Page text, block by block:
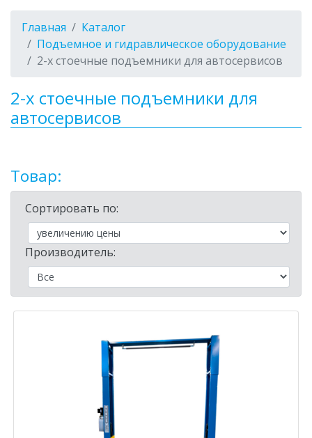
Главная
Каталог
Подъемное и гидравлическое оборудование
2-х стоечные подъемники для автосервисов
2-х стоечные подъемники для
автосервисов
Товар:
Сортировать по:
Производитель: